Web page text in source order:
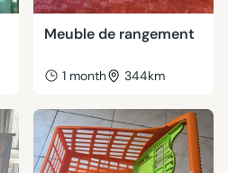
Meuble de rangement
1 month 344km